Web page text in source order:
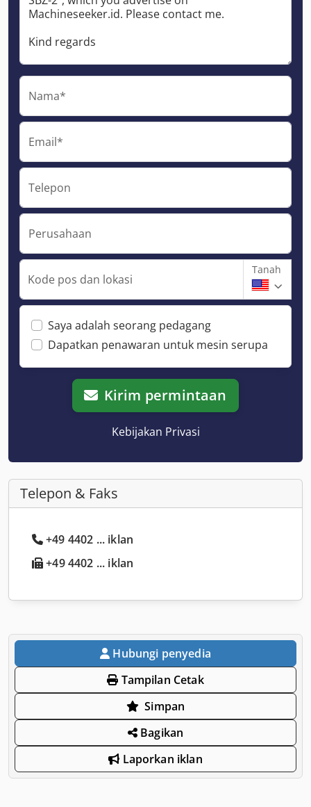
Nama*
Email*
Telepon
Perusahaan
Kode pos dan lokasi
Tanah
Saya adalah seorang pedagang
Dapatkan penawaran untuk mesin serupa
Kirim permintaan
Kebijakan Privasi
Telepon & Faks
+49 4402 ... iklan
+49 4402 ... iklan
Hubungi penyedia
Tampilan Cetak
Simpan
Bagikan
Laporkan iklan